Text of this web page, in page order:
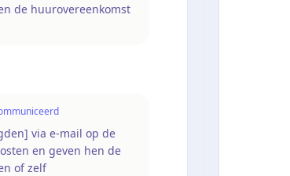
de huurovereenkomst
via e-mail op de
en geven hen de
of zelf